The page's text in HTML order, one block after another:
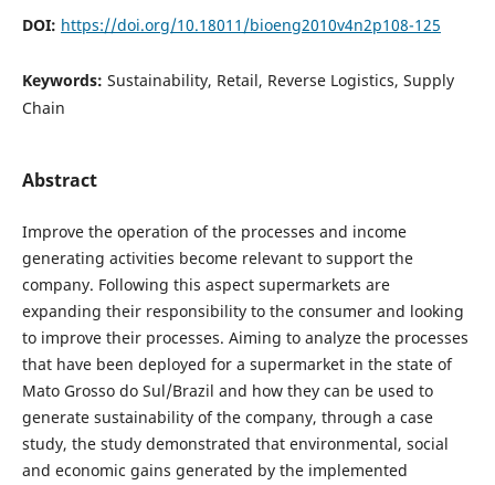
DOI: https://doi.org/10.18011/bioeng2010v4n2p108-125
Keywords: Sustainability, Retail, Reverse Logistics, Supply
Chain
Abstract
Improve the operation of the processes and income
generating activities become relevant to support the
company. Following this aspect supermarkets are
expanding their responsibility to the consumer and looking
to improve their processes. Aiming to analyze the processes
that have been deployed for a supermarket in the state of
Mato Grosso do Sul/Brazil and how they can be used to
generate sustainability of the company, through a case
study, the study demonstrated that environmental, social
and economic gains generated by the implemented